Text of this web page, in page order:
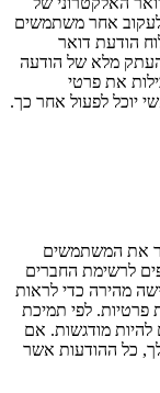
אחר משתמשים
הודעת דואר
מלא של הודעה
את פרטי
לפעול אחר כך.
את המשתמשים
לרשימת החברים
מהירה כדי לראות
פרטיות. לפי תמיכת
מודגשות. אם
כל ההודעות אשר